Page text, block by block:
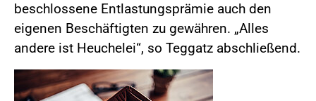
beschlossene Entlastungsprämie auch den
eigenen Beschäftigten zu gewähren. „Alles
andere ist Heuchelei“, so Teggatz abschließend.